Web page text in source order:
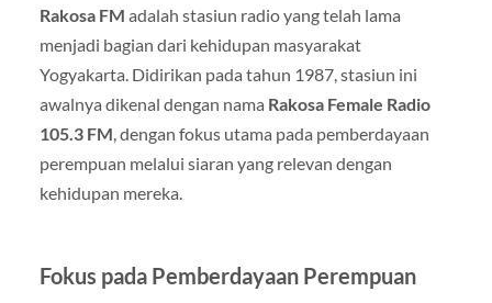
Rakosa FM adalah stasiun radio yang telah lama
menjadi bagian dari kehidupan masyarakat
Yogyakarta. Didirikan pada tahun 1987, stasiun ini
awalnya dikenal dengan nama Rakosa Female Radio
105.3 FM, dengan fokus utama pada pemberdayaan
perempuan melalui siaran yang relevan dengan
kehidupan mereka.
Fokus pada Pemberdayaan Perempuan